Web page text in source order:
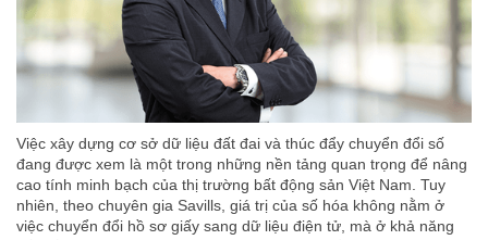
Việc xây dựng cơ sở dữ liệu đất đai và thúc đẩy chuyển đổi số
đang được xem là một trong những nền tảng quan trọng để nâng
cao tính minh bạch của thị trường bất động sản Việt Nam. Tuy
nhiên, theo chuyên gia Savills, giá trị của số hóa không nằm ở
việc chuyển đổi hồ sơ giấy sang dữ liệu điện tử, mà ở khả năng